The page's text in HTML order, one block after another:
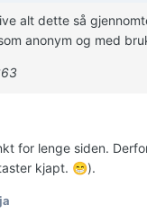
alt dette så
anonym og med
for lenge siden.
kjapt. 😁).